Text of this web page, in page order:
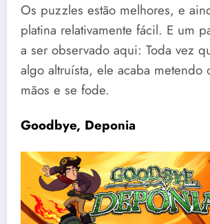
Os puzzles estão melhores, e
platina relativamente fácil. E um
a ser observado aqui: Toda vez
algo altruísta, ele acaba metendo
mãos e se fode.
Goodbye, Deponia